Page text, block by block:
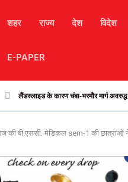
शहर राज्य देश विदेश
E-PAPER
लैंडस्लाइड के कारण चंबा-भरमौर मार्ग
की बी.एससी. मेडिकल sem-1 की छात्राओं ने